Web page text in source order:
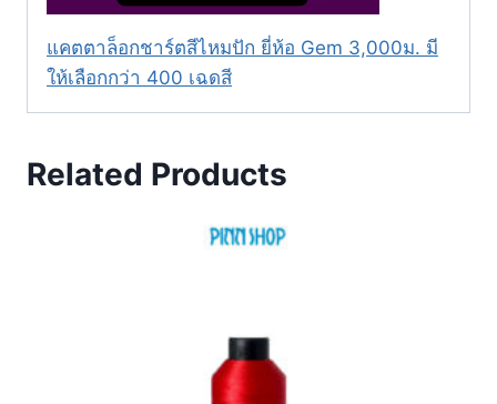
แคตตาล็อกชาร์ตสีไหมปัก ยี่ห้อ Gem 3,000ม. มี
ให้เลือกกว่า 400 เฉดสี
Related Products